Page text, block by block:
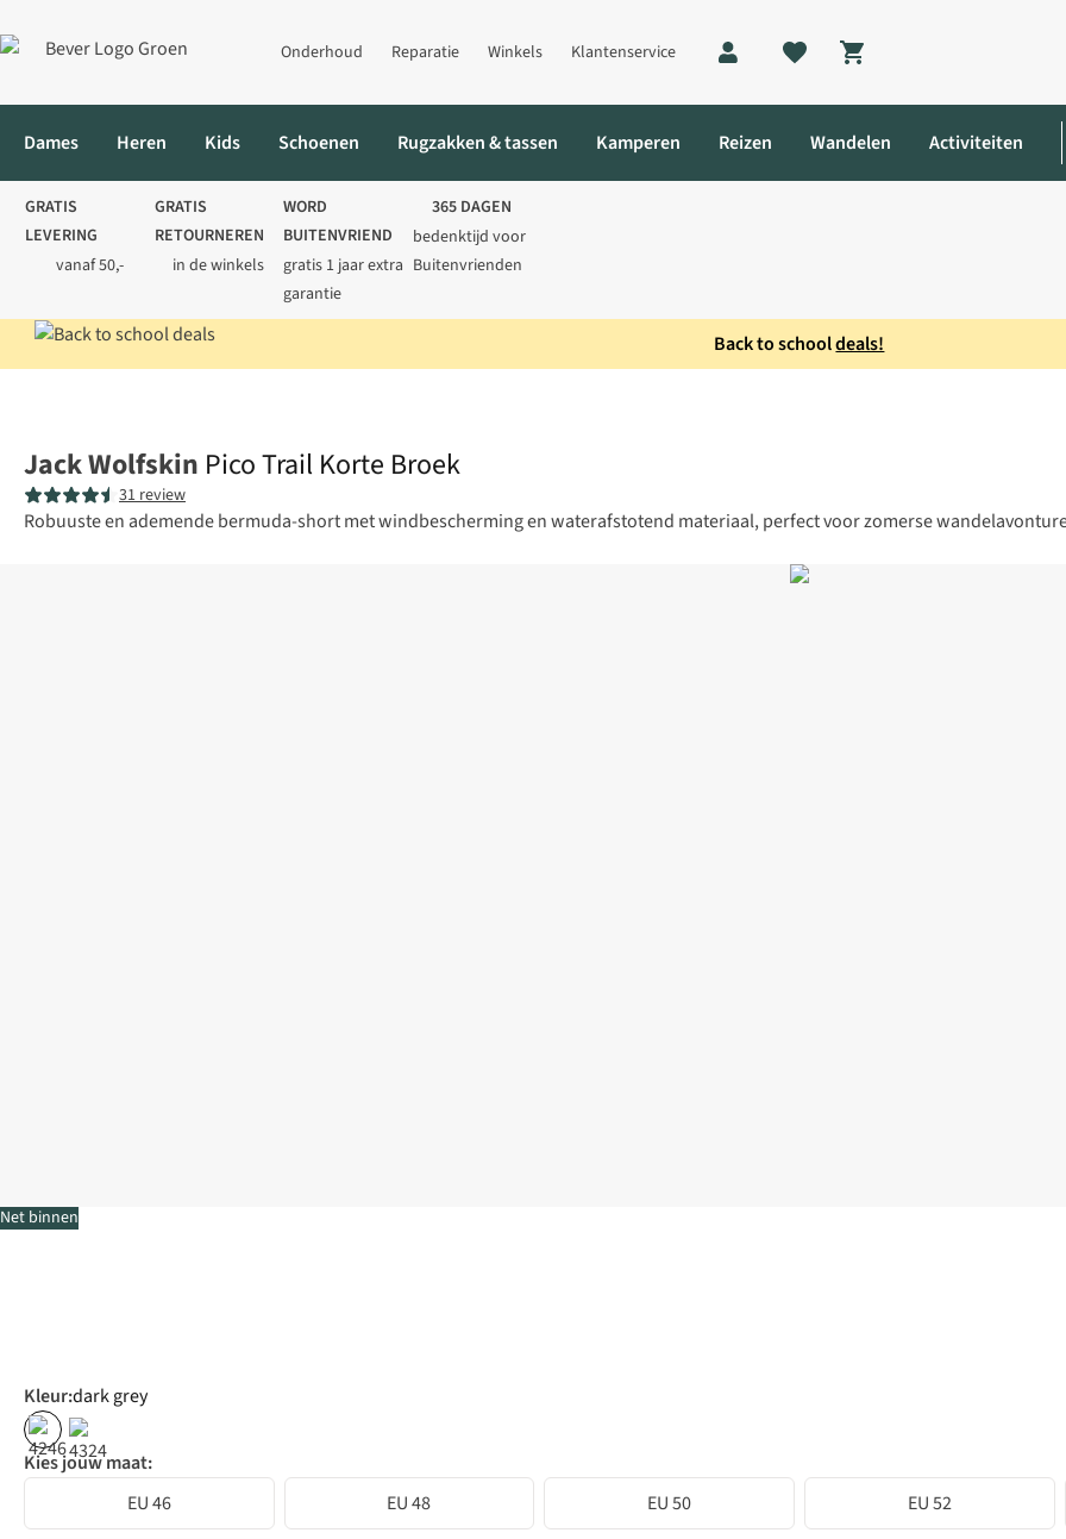
Onderhoud Reparatie Winkels Klantenservice
Shopping cart
Dames Heren Kids Schoenen Rugzakken & tassen Kamperen Reizen Wandelen Activiteiten
GRATIS
LEVERING
vanaf 50,-
GRATIS
RETOURNEREN
in de winkels
WORD
BUITENVRIEND
gratis 1 jaar extra
garantie
365 DAGEN
bedenktijd voor
Buitenvrienden
Back to schooldeals!
Net binnen
Jack Wolfskin Pico Trail Korte Broek
31 review
Robuuste en ademende bermuda-short met windbescherming en waterafstotend materiaal, perfect voor zomerse
Kleur:dark grey
Kies jouw maat:
EU 46
EU 48 EU 50 EU 52